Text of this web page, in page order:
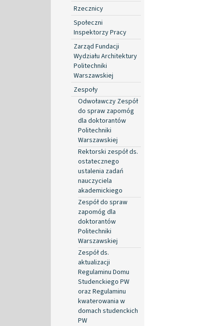
Rzecznicy
Społeczni
Inspektorzy Pracy
Zarząd Fundacji
Wydziału Architektury
Politechniki
Warszawskiej
Zespoły
Odwoławczy Zespół
do spraw zapomóg
dla doktorantów
Politechniki
Warszawskiej
Rektorski zespół ds.
ostatecznego
ustalenia zadań
nauczyciela
akademickiego
Zespół do spraw
zapomóg dla
doktorantów
Politechniki
Warszawskiej
Zespół ds.
aktualizacji
Regulaminu Domu
Studenckiego PW
oraz Regulaminu
kwaterowania w
domach studenckich
PW